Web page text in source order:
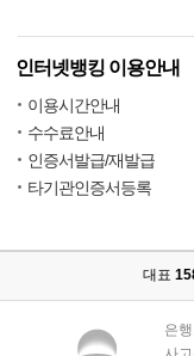
인터넷뱅킹 이용안내
이용시간안내
수수료안내
인증서발급/재발급
타기관인증서등록
대표
은